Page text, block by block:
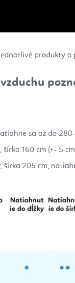
produkty a
sa až do
šírka 160 cm (+- 5
šírka 205 cm,